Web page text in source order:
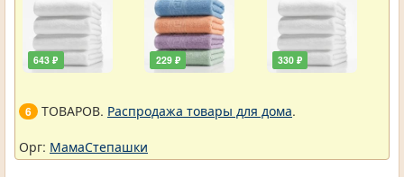
643 ₽ 229 ₽ 330 ₽
6 ТОВАРОВ. Распродажа товары для дома.
Орг: МамаСтепашки